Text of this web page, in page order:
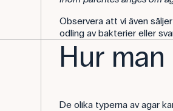
Observera att vi även
odling av bakterier eller
Hur
De olika typerna av agar